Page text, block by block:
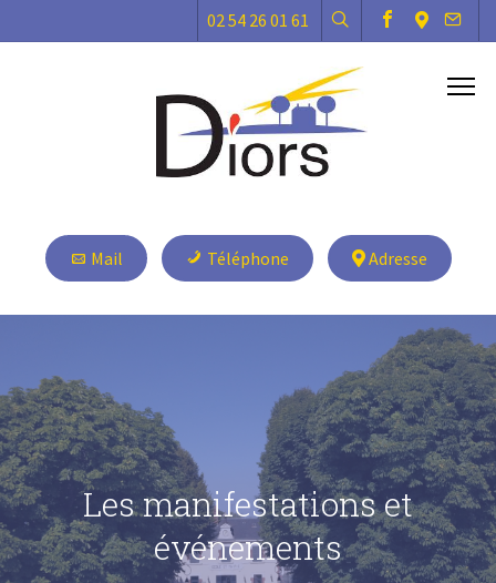
02 54 26 01 61
Mail Téléphone Adresse
Les manifestations et
événements